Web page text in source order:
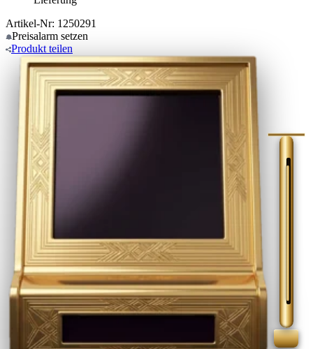
Artikel-Nr: 1250291
Preisalarm setzen
Produkt teilen